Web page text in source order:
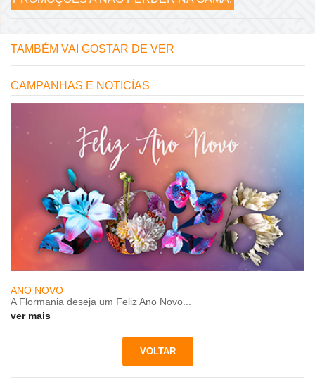
TAMBÉM VAI GOSTAR DE VER
CAMPANHAS E NOTICÍAS
ANO NOVO
A Flormania deseja um Feliz Ano Novo...
ver mais